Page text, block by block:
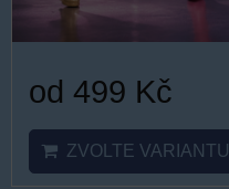
od 499 Kč
ZVOLTE VARIANTU